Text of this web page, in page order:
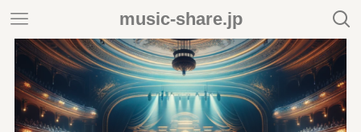
music-share.jp